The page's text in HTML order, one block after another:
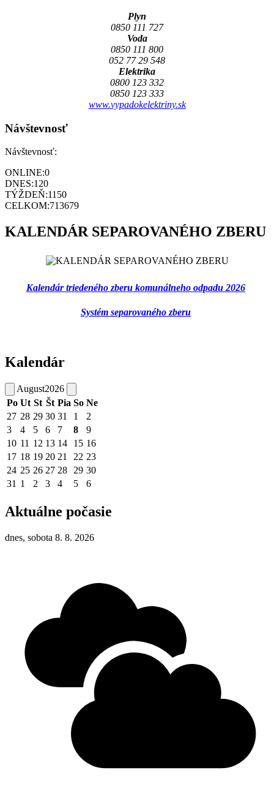
Plyn
0850 111 727
Voda
0850 111 800
052 77 29 548
Elektrika
0800 123 332
0850 123 333
www.vypadokelektriny.sk
Návštevnosť
Návštevnosť:
ONLINE:0
DNES:120
TÝŽDEŇ:1150
CELKOM:713679
KALENDÁR SEPAROVANÉHO ZBERU
Kalendár triedeného zberu komunálneho odpadu 2026
Systém separovaného zberu
Kalendár
August2026
Po Ut St Št Pia So Ne
27 28 29 30 31 1
2
3
4 5 6 7 8
9
10 11 12 13 14 15 16
17 18 19 20 21 22 23
24 25 26 27 28 29 30
31 1 2 3 4 5 6
Aktuálne počasie
dnes, sobota 8. 8. 2026